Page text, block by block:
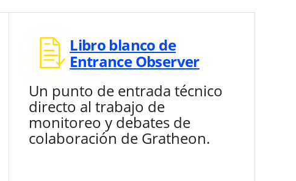
Libro blanco de
Entrance Observer
Un punto de entrada técnico
directo al trabajo de
monitoreo y debates de
colaboración de Gratheon.